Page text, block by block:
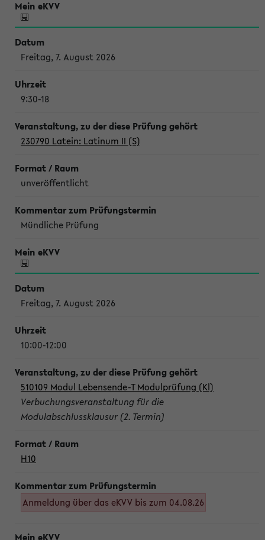
Freitag, 7. August 2026
9:30-18
230790 Latein: Latinum II (S)
unveröffentlicht
Mündliche Prüfung
Freitag, 7. August 2026
10:00-12:00
510109 Modul Lebensende-T Modulprüfung (Kl)
Verbuchungsveranstaltung für die
Modulabschlussklausur (2. Termin)
H10
Anmeldung über das eKVV bis zum 04.08.26